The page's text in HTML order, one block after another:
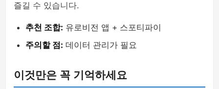
즐길 수 있습니다.
추천 조합: 유로비전 앱 + 스포티파이
주의할 점: 데이터 관리가 필요
이것만은 꼭 기억하세요